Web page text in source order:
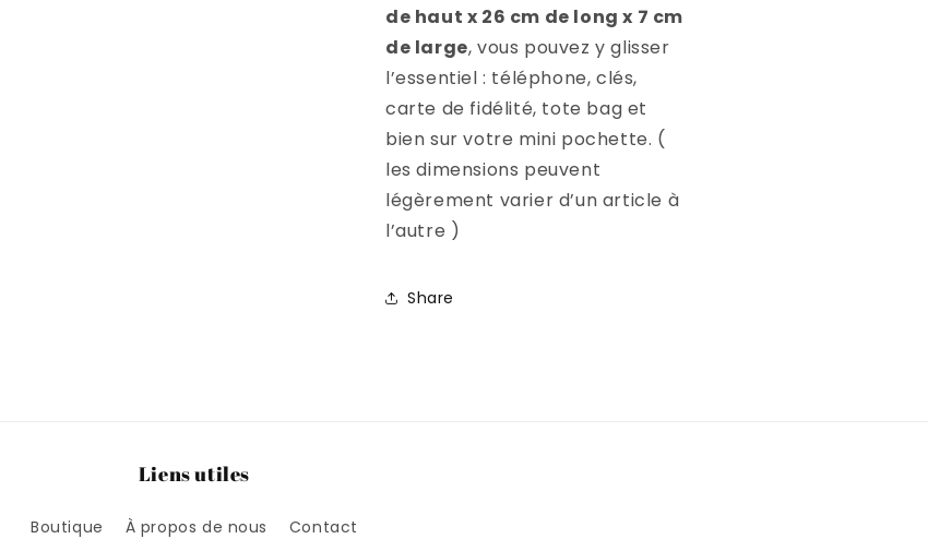
de haut x 26 cm de long x 7 cm
de large, vous pouvez y glisser
l’essentiel : téléphone, clés,
carte de fidélité, tote bag et
bien sur votre mini pochette. (
les dimensions peuvent
légèrement varier d’un article à
l’autre )
Share
Liens utiles
Boutique À propos de nous Contact